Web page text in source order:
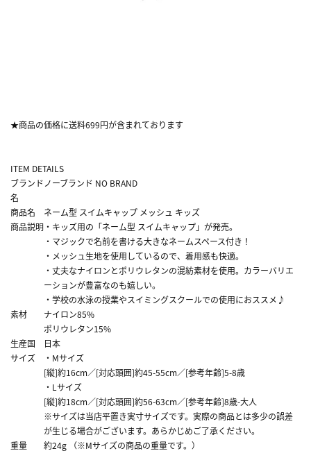
★商品の価格に送料699円が含まれております
ITEM DETAILS
ブランド
名
ノーブランド NO BRAND
商品名
ネーム型 スイムキャップ メッシュ キッズ
商品説明 ・キッズ用の「ネーム型 スイムキャップ」が発売。
・マジックで名前を書ける大きなネームスペース付き！
・メッシュ生地を使用しているので、着用感も快適。
・丈夫なナイロンとポリウレタンの混紡素材を使用。カラーバリエ
ーションが豊富なのも嬉しい。
・学校の水泳の授業やスイミングスクールでの使用におススメ♪
素材
ナイロン85%
ポリウレタン15%
生産国
日本
サイズ
・Mサイズ
[縦]約16cm／[対応頭囲]約45-55cm／[参考年齢]5-8歳
・Lサイズ
[縦]約18cm／[対応頭囲]約56-63cm／[参考年齢]8歳-大人
※サイズは当店平置き実寸サイズです。実際の商品とは多少の誤差
が生じる場合がございます。あらかじめご了承ください。
重量
約24g （※Mサイズの商品の重量です。）